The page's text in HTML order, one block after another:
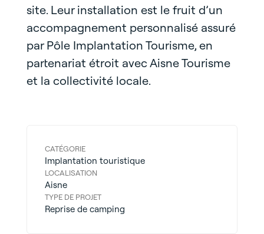
site. Leur installation est le fruit d’un
accompagnement personnalisé assuré
par Pôle Implantation Tourisme, en
partenariat étroit avec Aisne Tourisme
et la collectivité locale.
CATÉGORIE
Implantation touristique
LOCALISATION
Aisne
TYPE DE PROJET
Reprise de camping